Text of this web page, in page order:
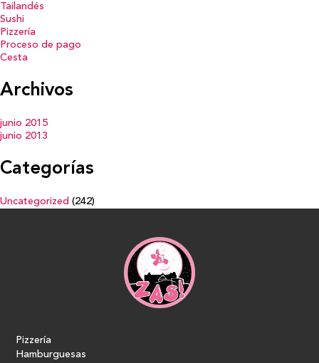
Tailandés
Sushi
Pizzería
Proceso de pago
Cesta
Archivos
junio 2015
junio 2013
Categorías
Uncategorized (242)
Pizzería
Hamburguesas